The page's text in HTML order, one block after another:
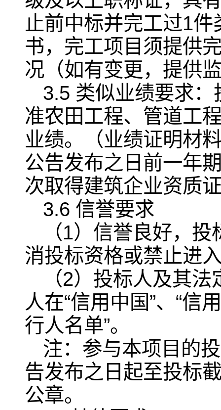
止前中标并完工过1
书，完工项目须提供
况（如有变更，提供
3.5 类似业绩要求
准农田工程、管道工
业绩。（业绩证明材
公告发布之日前一年
次取得建筑企业资质
3.6 信誉要求
（1）信誉良好，
消投标资格或禁止进
（2）投标人及其
人在“信用中国”、“信
行人名单”。
注：参与本项目的
告发布之日起至投标
公章。